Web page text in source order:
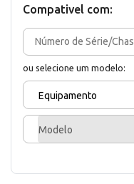
Compativel com:
ou selecione um modelo:
Equipamento
Modelo